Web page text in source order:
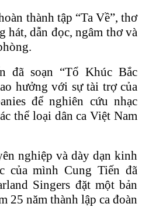
thành tập “Ta Về”, thơ
hát, dẫn đọc, ngâm thơ và
đã soạn “Tổ Khúc Bắc
hưởng với sự tài trợ của
để nghiên cứu nhạc
thể loại dân ca Việt Nam
nghiệp và dày dạn kinh
của mình Cung Tiến đã
Singers đặt một bản
25 năm thành lập ca đoàn